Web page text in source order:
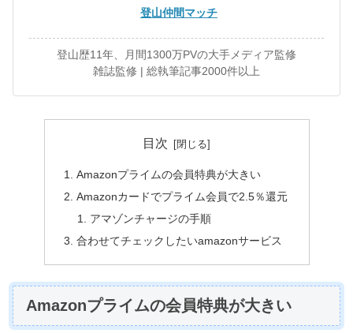
登山仲間マッチ
登山歴11年、月間1300万PVの大手メディア監修
雑誌監修 | 総執筆記事2000件以上
目次
Amazonプライムの会員特典が大きい
Amazonカードでプライム会員で2.5％還元
アマゾンチャージの手順
合わせてチェックしたいamazonサービス
Amazonプライムの会員特典が大きい